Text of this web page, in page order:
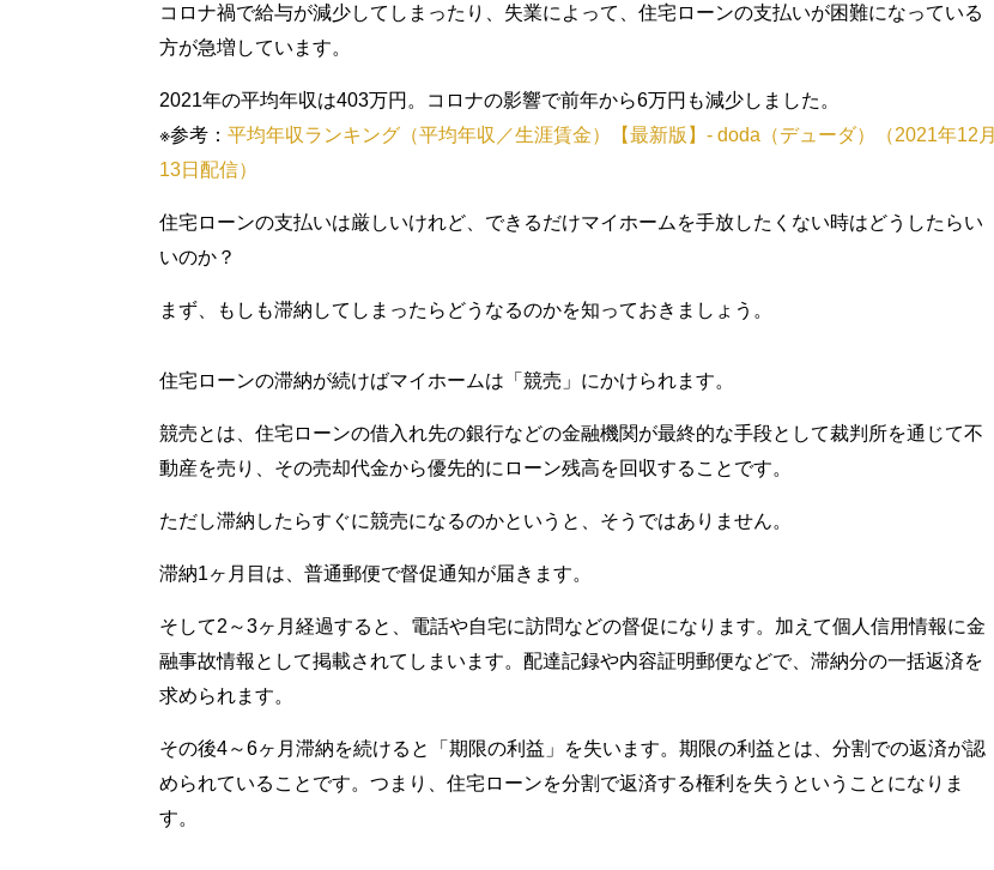
コロナ禍で給与が減少してしまったり、失業によって、住宅ローンの支払いが困難になっている
方が急増しています。
2021年の平均年収は403万円。コロナの影響で前年から6万円も減少しました。
※参考： 平均年収ランキング（平均年収／生涯賃金）【最新版】- doda（デューダ）（2021年12月
13日配信）
住宅ローンの支払いは厳しいけれど、できるだけマイホームを手放したくない時はどうしたらい
いのか？
まず、もしも滞納してしまったらどうなるのかを知っておきましょう。
住宅ローンの滞納が続けばマイホームは「競売」にかけられます。
競売とは、住宅ローンの借入れ先の銀行などの金融機関が最終的な手段として裁判所を通じて不
動産を売り、その売却代金から優先的にローン残高を回収することです。
ただし滞納したらすぐに競売になるのかというと、そうではありません。
滞納1ヶ月目は、普通郵便で督促通知が届きます。
そして2～3ヶ月経過すると、電話や自宅に訪問などの督促になります。加えて個人信用情報に金
融事故情報として掲載されてしまいます。配達記録や内容証明郵便などで、滞納分の一括返済を
求められます。
その後4～6ヶ月滞納を続けると「期限の利益」を失います。期限の利益とは、分割での返済が認
められていることです。つまり、住宅ローンを分割で返済する権利を失うということになりま
す。